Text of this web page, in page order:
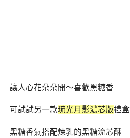
讓人心花朵朵開～喜歡黑糖香
可試試另一款琉光月影濃芯版禮盒
黑糖香氣搭配煉乳的黑糖流芯酥